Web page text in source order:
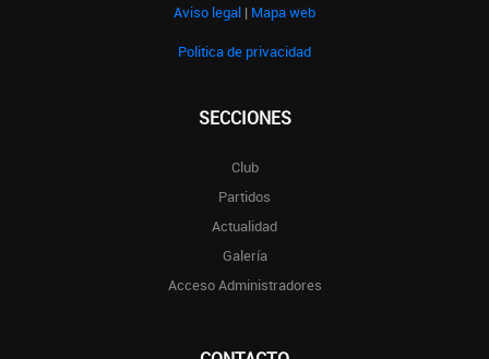
Aviso legal | Mapa web
Politica de privacidad
SECCIONES
Club
Partidos
Actualidad
Galería
Acceso Administradores